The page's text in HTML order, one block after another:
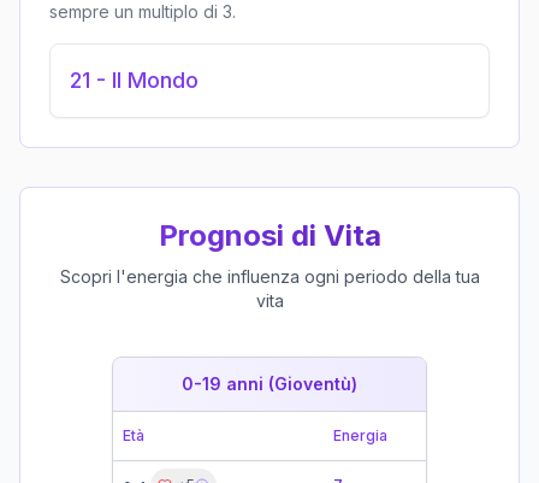
sempre un multiplo di 3.
21 - Il Mondo
Prognosi di Vita
Scopri l'energia che influenza ogni periodo della tua
vita
0-19 anni (Gioventù)
Età Energia